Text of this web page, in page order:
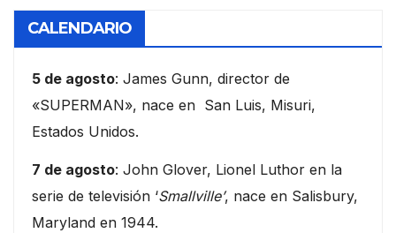
CALENDARIO
5 de agosto: James Gunn, director de
«SUPERMAN», nace en San Luis, Misuri,
Estados Unidos.
7 de agosto: John Glover, Lionel Luthor en la
serie de televisión ‘Smallville’, nace en Salisbury,
Maryland en 1944.